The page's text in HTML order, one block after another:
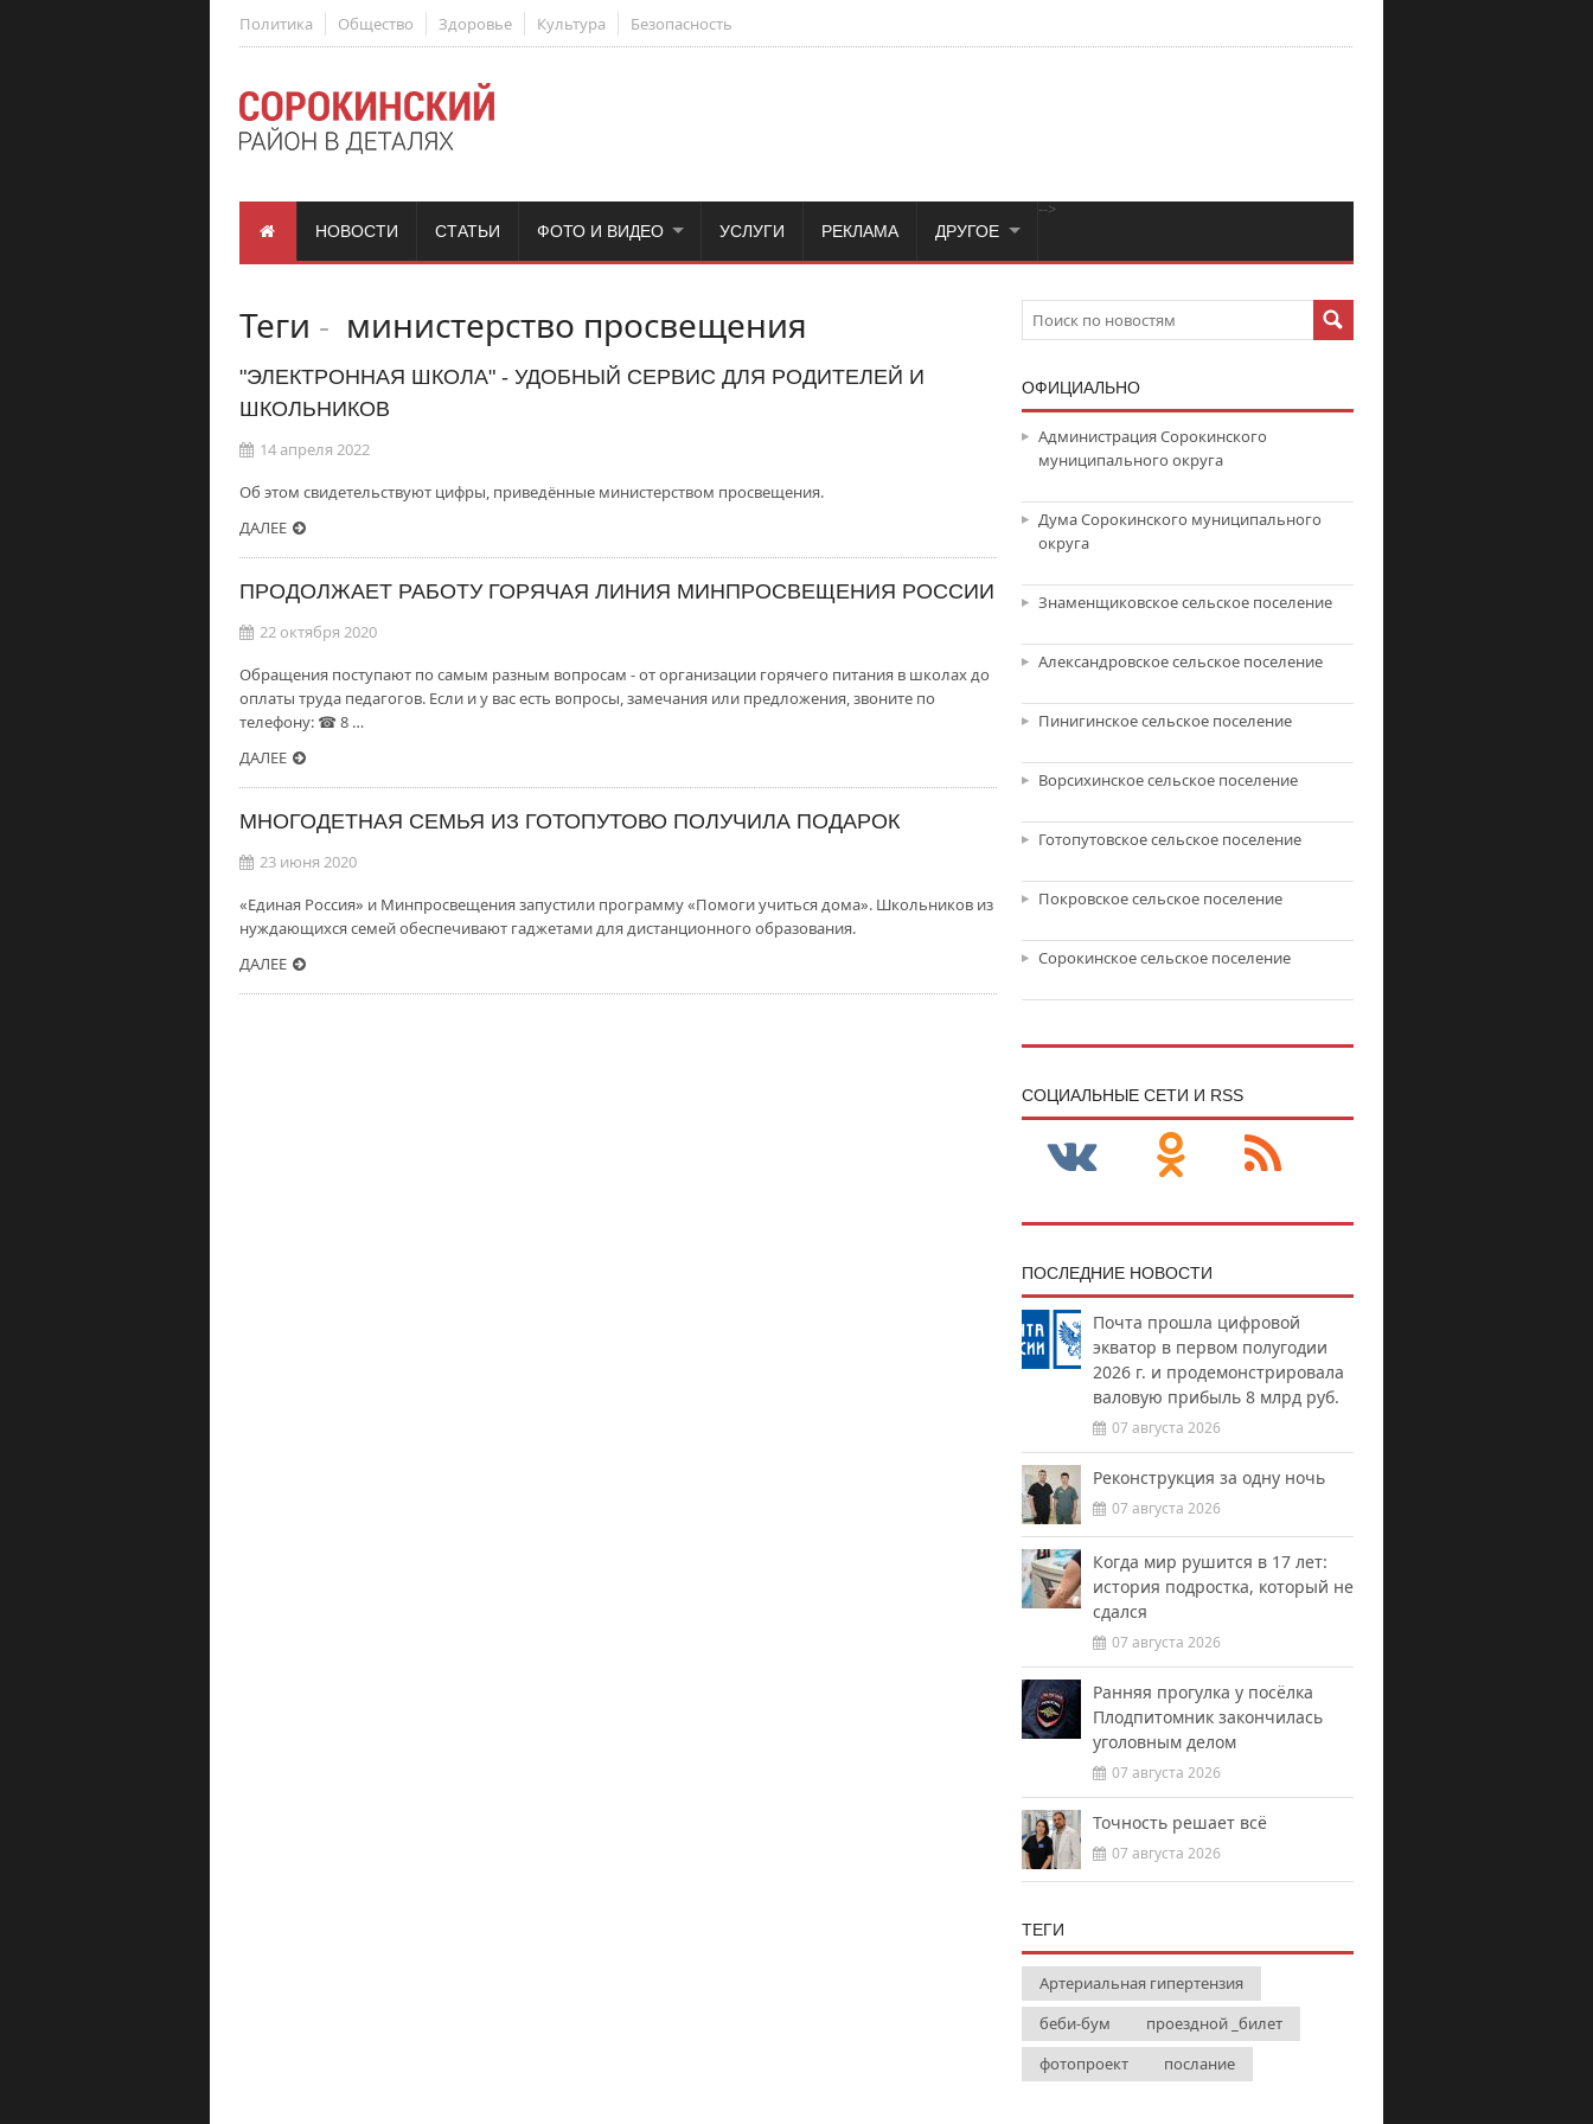
Политика Общество Здоровье Культура Безопасность
НОВОСТИ СТАТЬИ
-->
ФОТО И ВИДЕО УСЛУГИ РЕКЛАМА ДРУГОЕ
Теги - министерство просвещения
"ЭЛЕКТРОННАЯ ШКОЛА" - УДОБНЫЙ СЕРВИС ДЛЯ РОДИТЕЛЕЙ И
ШКОЛЬНИКОВ
14 апреля 2022
Об этом свидетельствуют цифры, приведённые министерством просвещения.
ДАЛЕЕ
ПРОДОЛЖАЕТ РАБОТУ ГОРЯЧАЯ ЛИНИЯ МИНПРОСВЕЩЕНИЯ РОССИИ
22 октября 2020
Обращения поступают по самым разным вопросам - от организации горячего питания в школах до
оплаты труда педагогов. Если и у вас есть вопросы, замечания или предложения, звоните по
телефону: ☎ 8 …
ДАЛЕЕ
МНОГОДЕТНАЯ СЕМЬЯ ИЗ ГОТОПУТОВО ПОЛУЧИЛА ПОДАРОК
23 июня 2020
«Единая Россия» и Минпросвещения запустили программу «Помоги учиться дома». Школьников из
нуждающихся семей обеспечивают гаджетами для дистанционного образования.
ДАЛЕЕ
ОФИЦИАЛЬНО
Администрация Сорокинского
муниципального округа
Дума Сорокинского муниципального
округа
Знаменщиковское сельское поселение
Александровское сельское поселение
Пинигинское сельское поселение
Ворсихинское сельское поселение
Готопутовское сельское поселение
Покровское сельское поселение
Сорокинское сельское поселение
CОЦИАЛЬНЫЕ СЕТИ И RSS
ПОСЛЕДНИЕ НОВОСТИ
Почта прошла цифровой
экватор в первом полугодии
2026 г. и продемонстрировала
валовую прибыль 8 млрд руб.
07 августа 2026
Реконструкция за одну ночь
07 августа 2026
Когда мир рушится в 17 лет:
история подростка, который не
сдался
07 августа 2026
Ранняя прогулка у посёлка
Плодпитомник закончилась
уголовным делом
07 августа 2026
Точность решает всё
07 августа 2026
ТЕГИ
Артериальная гипертензия
беби-бум
проездной _билет
фотопроект
послание